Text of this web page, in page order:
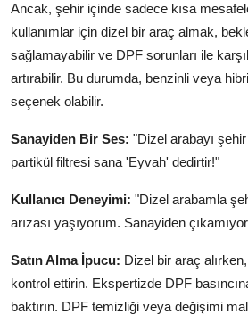
Ancak, şehir içinde sadece kısa
kullanımlar için dizel bir araç almak,
sağlamayabilir ve DPF sorunları ile
artırabilir. Bu durumda, benzinli veya
seçenek olabilir.
Sanayiden Bir Ses: "Dizel arabayı
partikül filtresi sana 'Eyvah' dedirtir!"
Kullanıcı Deneyimi: "Dizel arabamla
arızası yaşıyorum. Sanayiden
Satın Alma İpucu: Dizel bir araç
kontrol ettirin. Ekspertizde DPF
baktırın. DPF temizliği veya değişimi